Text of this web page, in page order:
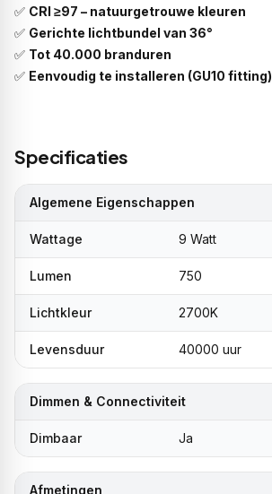
✅ CRI ≥97 – natuurgetrouwe kleuren
✅ Gerichte lichtbundel van 36°
✅ Tot 40.000 branduren
✅ Eenvoudig te installeren (GU10 fitting)
Specificaties
Algemene Eigenschappen
Wattage 9 Watt
Lumen 750
Lichtkleur 2700K
Levensduur 40000 uur
Dimmen & Connectiviteit
Dimbaar Ja
Afmetingen